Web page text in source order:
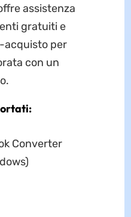
assistenza
gratuiti e
acquisto per
con un
Converter